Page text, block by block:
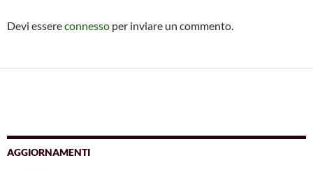
Devi essereconnesso per inviare un commento.
AGGIORNAMENTI